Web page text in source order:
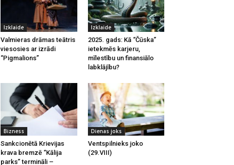
Izklaide
Valmieras drāmas teātris
viesosies ar izrādi
“Pigmalions”
Izklaide
2025. gads: Kā “Čūska”
ietekmēs karjeru,
mīlestību un finansiālo
labklājību?
Bizness
Sankcionētā Krievijas
krava bremzē “Kālija
parks” termināli –
Dienas joks
Ventspilnieks joko
(29.VIII)